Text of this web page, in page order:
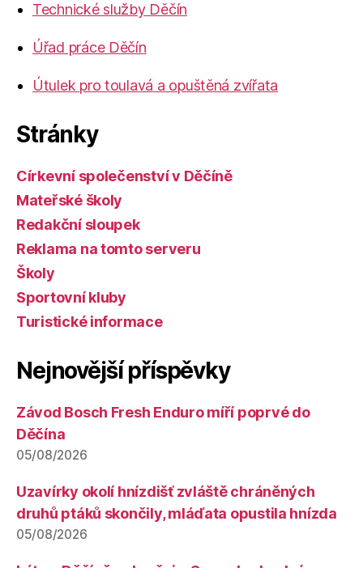
Technické služby Děčín
Úřad práce Děčín
Útulek pro toulavá a opuštěná zvířata
Stránky
Církevní společenství v Děčíně
Mateřské školy
Redakční sloupek
Reklama na tomto serveru
Školy
Sportovní kluby
Turistické informace
Nejnovější příspěvky
Závod Bosch Fresh Enduro míří poprvé do
Děčína
05/08/2026
Uzavírky okolí hnízdišť zvláště chráněných
druhů ptáků skončily, mláďata opustila hnízda
05/08/2026